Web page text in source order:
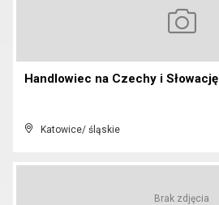
Handlowiec na Czechy i Słowację
Katowice/ śląskie
Brak zdjęcia